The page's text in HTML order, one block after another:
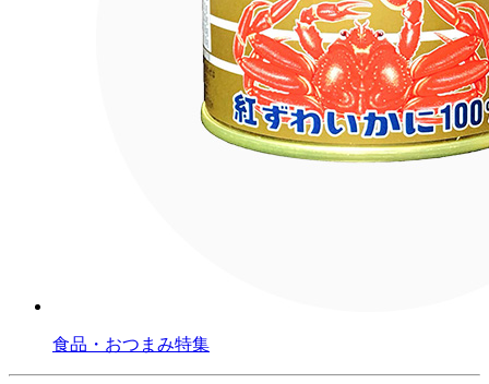
食品・おつまみ特集